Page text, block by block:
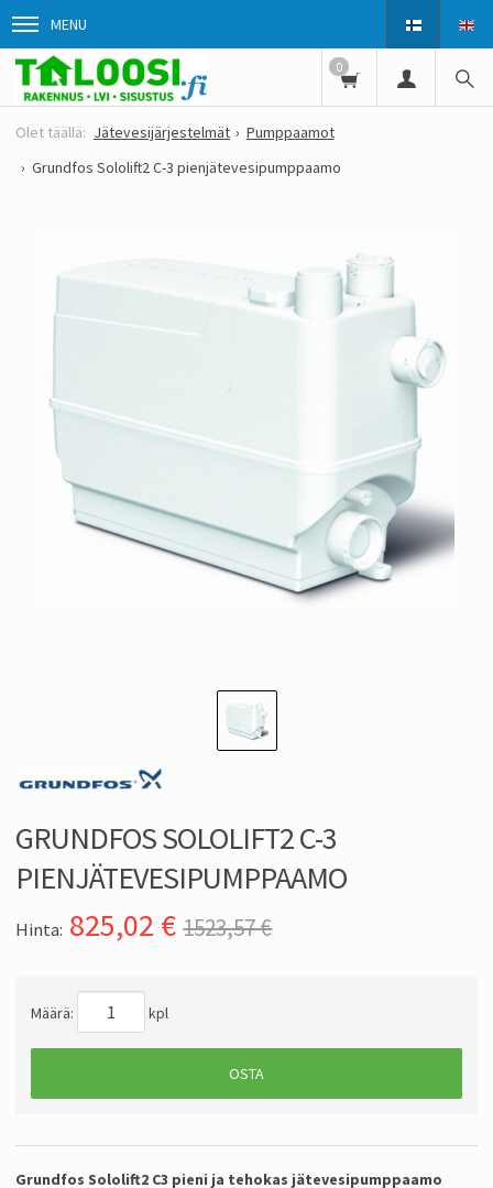
MENU
0
Jätevesijärjestelmät
Pumppaamot
Grundfos Sololift2 C-3 pienjätevesipumppaamo
GRUNDFOS SOLOLIFT2 C-3
PIENJÄTEVESIPUMPPAAMO
Hinta: 825,02 € 1523,57 €
Määrä: kpl
OSTA
Grundfos Sololift2 C3 pieni ja tehokas jätevesipumppaamo